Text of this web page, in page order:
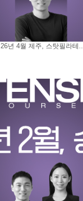
26년 4월 제주, 스탓필라테..